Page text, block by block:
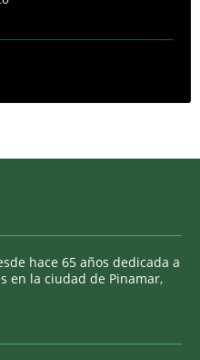
hace 65 años dedicada a
en la ciudad de Pinamar,